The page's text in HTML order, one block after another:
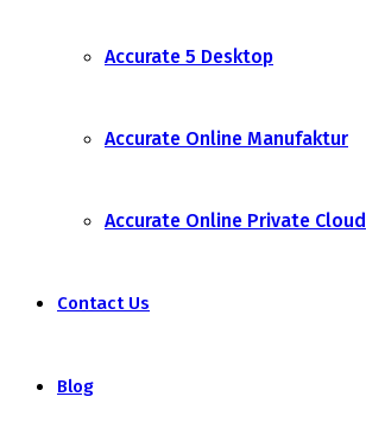
Accurate 5 Desktop
Accurate Online Manufaktur
Accurate Online Private Cloud
Contact Us
Blog